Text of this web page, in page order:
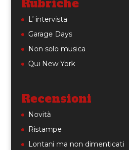
Rubriche
L’ intervista
Garage Days
Non solo musica
Qui New York
Recensioni
Novità
Ristampe
Lontani ma non dimenticati